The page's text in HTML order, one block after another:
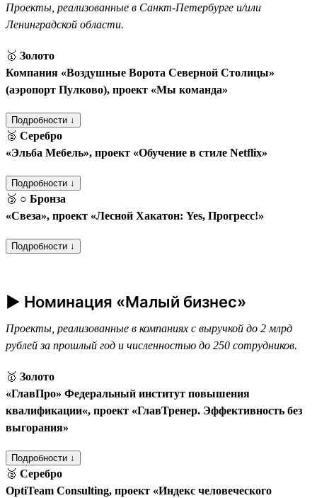
Проекты, реализованные в Санкт-Петербурге и/или
Ленинградской области.
🥇 Золото
Компания «Воздушные Ворота Северной Столицы»
(аэропорт Пулково), проект «Мы команда»
Подробности ↓
🥈 Серебро
«Эльба Мебель», проект «Обучение в стиле Netflix»
Подробности ↓
🥉 ○ Бронза
«Свеза», проект «Лесной Хакатон: Yes, Прогресс!»
Подробности ↓
► Номинация «Малый бизнес»
Проекты, реализованные в компаниях с выручкой до 2 млрд
рублей за прошлый год и численностью до 250 сотрудников.
🥇 Золото
«ГлавПро» Федеральный институт повышения
квалификации«, проект «ГлавТренер. Эффективность без
выгорания»
Подробности ↓
🥈 Серебро
OptiTeam Consulting, проект «Индекс человеческого